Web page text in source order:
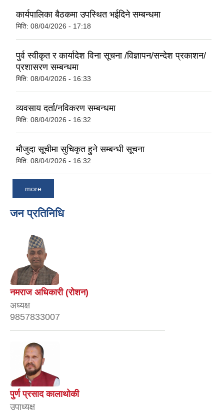
कार्यपालिका बैठकमा उपस्थित भईदिने सम्बन्धमा
मिति: 08/04/2026 - 17:18
पुर्व स्वीकृत र कार्यादेश विना सूचना /विज्ञापन/सन्देश प्रकाशन/
प्रशासरण सम्बन्धमा
मिति: 08/04/2026 - 16:33
व्यवसाय दर्ता/नविकरण सम्बन्धमा
मिति: 08/04/2026 - 16:32
मौजुदा सूचीमा सुचिकृत हुने सम्बन्धी सूचना
मिति: 08/04/2026 - 16:32
more
जन प्रतिनिधि
नमराज अधिकारी (रोशन)
अध्यक्ष
9857833007
पुर्ण प्रसाद कालाथोकी
उपाध्यक्ष